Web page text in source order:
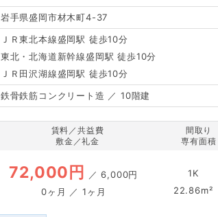
岩手県盛岡市材木町4-37
ＪＲ東北本線盛岡駅 徒歩10分
東北・北海道新幹線盛岡駅 徒歩10分
ＪＲ田沢湖線盛岡駅 徒歩10分
鉄骨鉄筋コンクリート造 ／ 10階建
賃料／共益費
敷金／礼金
間取り
専有面積
72,000円 ／6,000円
0ヶ月 ／ 1ヶ月
1K
22.86m²